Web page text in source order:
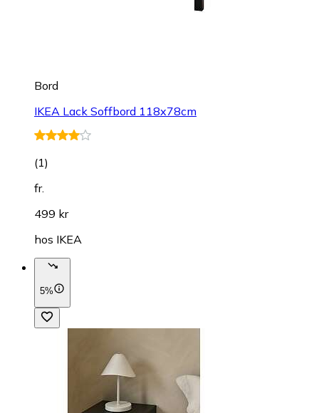
Bord
IKEA Lack Soffbord 118x78cm
(1)
fr.
499 kr
hos IKEA
5%